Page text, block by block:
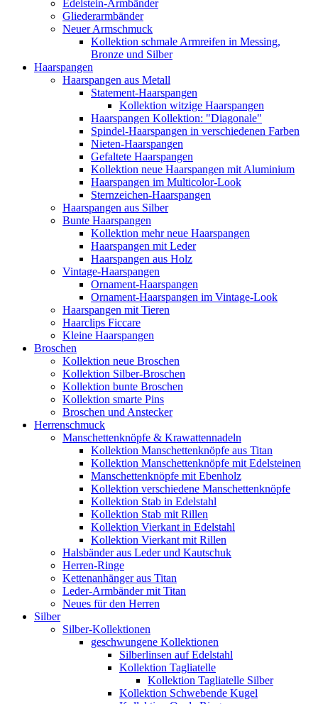
Edelstein-Armbänder
Gliederarmbänder
Neuer Armschmuck
Kollektion schmale Armreifen in Messing,
Bronze und Silber
Haarspangen
Haarspangen aus Metall
Statement-Haarspangen
Kollektion witzige Haarspangen
Haarspangen Kollektion: "Diagonale"
Spindel-Haarspangen in verschiedenen Farben
Nieten-Haarspangen
Gefaltete Haarspangen
Kollektion neue Haarspangen mit Aluminium
Haarspangen im Multicolor-Look
Sternzeichen-Haarspangen
Haarspangen aus Silber
Bunte Haarspangen
Kollektion mehr neue Haarspangen
Haarspangen mit Leder
Haarspangen aus Holz
Vintage-Haarspangen
Ornament-Haarspangen
Ornament-Haarspangen im Vintage-Look
Haarspangen mit Tieren
Haarclips Ficcare
Kleine Haarspangen
Broschen
Kollektion neue Broschen
Kollektion Silber-Broschen
Kollektion bunte Broschen
Kollektion smarte Pins
Broschen und Anstecker
Herrenschmuck
Manschettenknöpfe & Krawattennadeln
Kollektion Manschettenknöpfe aus Titan
Kollektion Manschettenknöpfe mit Edelsteinen
Manschettenknöpfe mit Ebenholz
Kollektion verschiedene Manschettenknöpfe
Kollektion Stab in Edelstahl
Kollektion Stab mit Rillen
Kollektion Vierkant in Edelstahl
Kollektion Vierkant mit Rillen
Halsbänder aus Leder und Kautschuk
Herren-Ringe
Kettenanhänger aus Titan
Leder-Armbänder mit Titan
Neues für den Herren
Silber
Silber-Kollektionen
geschwungene Kollektionen
Silberlinsen auf Edelstahl
Kollektion Tagliatelle
Kollektion Tagliatelle Silber
Kollektion Schwebende Kugel